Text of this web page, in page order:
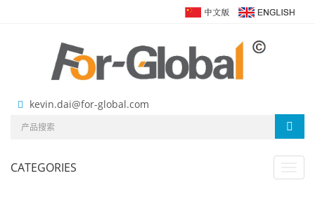
kevin.dai@for-global.com
CATEGORIES